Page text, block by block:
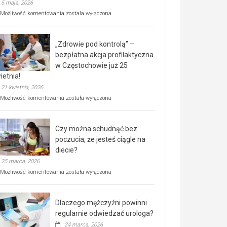
5 maja, 2026
Możliwość komentowania Rusza
rehabilitacji
dla
seniorów!
została wyłączona
„Zdrowie pod kontrolą” –
bezpłatna akcja profilaktyczna
w Częstochowie już 25
21 kwietnia, 2026
Możliwość komentowania „Zdrowie
bezpłatna
akcja
profilaktyczna
w
już
kwietnia!
została wyłączona
Czy można schudnąć bez
poczucia, że jesteś ciągle na
diecie?
25 marca, 2026
Możliwość komentowania Czy
poczucia,
że
została wyłączona
Dlaczego mężczyźni powinni
regularnie odwiedzać urologa?
24 marca, 2026